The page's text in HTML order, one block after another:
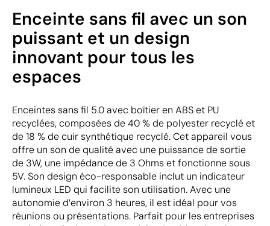
Enceinte sans fil avec un son
puissant et un design
innovant pour tous les
espaces
Enceintes sans fil 5.0 avec boîtier en ABS et PU
recyclées, composées de 40 % de polyester recyclé et
de 18 % de cuir synthétique recyclé. Cet appareil vous
offre un son de qualité avec une puissance de sortie
de 3W, une impédance de 3 Ohms et fonctionne sous
5V. Son design éco-responsable inclut un indicateur
lumineux LED qui facilite son utilisation. Avec une
autonomie d’environ 3 heures, il est idéal pour vos
réunions ou présentations. Parfait pour les entreprises